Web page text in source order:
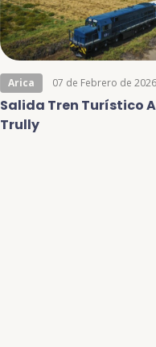
Arica 07 de Febrero de 2026
Salida Tren Turístico
Trully